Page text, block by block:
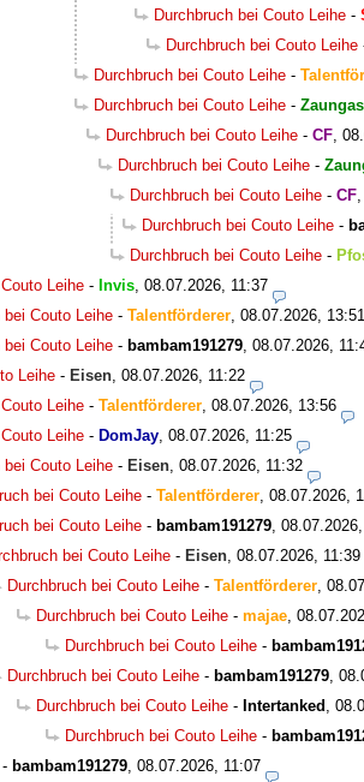
Durchbruch bei Couto Leihe -
Durchbruch bei Couto Leihe
Durchbruch bei Couto Leihe -
Durchbruch bei Couto Leihe -
Durchbruch bei Couto Leihe - CF,
Durchbruch bei Couto Leihe -
Durchbruch bei Couto Leihe - CF,
Durchbruch bei Couto Leihe -
Durchbruch bei Couto Leihe -
Leihe - Invis, 08.07.2026, 11:37
bei Couto Leihe - Talentförderer, 08.07.2026, 13:51
bei Couto Leihe - bambam191279, 08.07.2026,
Leihe - Eisen, 08.07.2026, 11:22
Leihe - Talentförderer, 08.07.2026, 13:56
Leihe - DomJay, 08.07.2026, 11:25
bei Couto Leihe - Eisen, 08.07.2026, 11:32
bei Couto Leihe - Talentförderer, 08.07.2026,
bei Couto Leihe - bambam191279,
bei Couto Leihe - Eisen, 08.07.2026, 11:39
Durchbruch bei Couto Leihe - Talentförderer,
Durchbruch bei Couto Leihe - majae,
Durchbruch bei Couto Leihe -
Durchbruch bei Couto Leihe - bambam191279,
Durchbruch bei Couto Leihe - Intertanked ,
Durchbruch bei Couto Leihe -
- bambam191279, 08.07.2026, 11:07